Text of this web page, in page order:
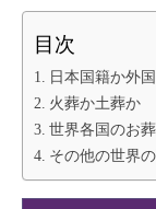
目次
日本国籍か外
火葬か土葬か
世界各国のお
その他の世界